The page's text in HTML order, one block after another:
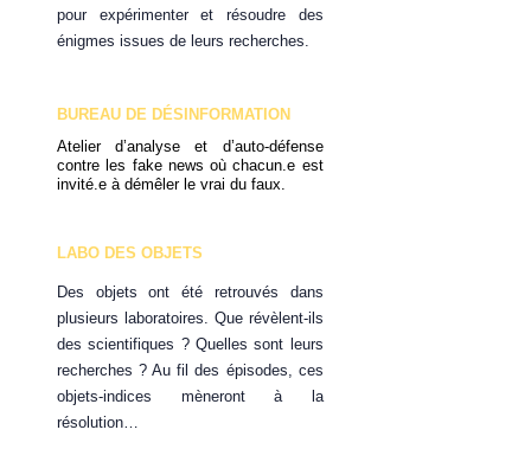
pour expérimenter et résoudre des
énigmes issues de leurs recherches.
BUREAU DE DÉSINFORMATION
Atelier d’analyse et d’auto-défense
contre les fake news où chacun.e est
invité.e à démêler le vrai du faux.
LABO DES OBJETS
Des objets ont été retrouvés dans
plusieurs laboratoires. Que révèlent-ils
des scientifiques ? Quelles sont leurs
recherches ? Au fil des épisodes, ces
objets-indices mèneront à la
résolution…